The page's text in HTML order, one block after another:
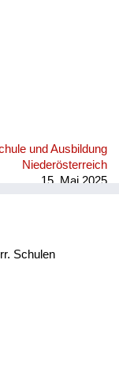
und Ausbildung
Niederösterreich
15. Mai 2025
Schulen